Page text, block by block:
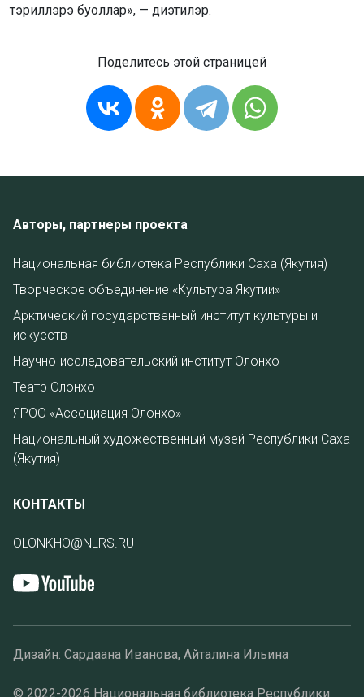
тэриллэрэ буоллар», — диэтилэр.
Поделитесь этой страницей
Авторы, партнеры проекта
Национальная библиотека Республики Саха (Якутия)
Творческое объединение «Культура Якутии»
Арктический государственный институт культуры и
искусств
Научно-исследовательский институт Олонхо
Театр Олонхо
ЯРОО «Ассоциация Олонхо»
Национальный художественный музей Республики Саха
(Якутия)
КОНТАКТЫ
OLONKHO@NLRS.RU
Дизайн: Сардаана Иванова, Айталина Ильина
© 2022-2026 Национальная библиотека Республики